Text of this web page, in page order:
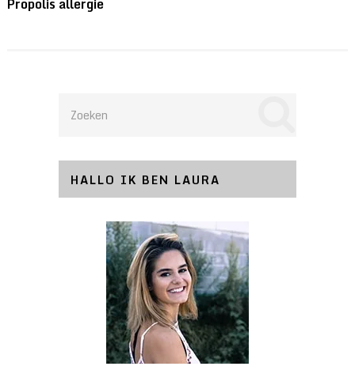
Propolis allergie
HALLO IK BEN LAURA